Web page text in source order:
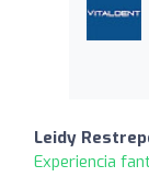
Leidy
Experiencia